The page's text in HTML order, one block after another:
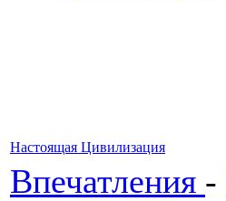
Настоящая Цивилизация
Впечатления -